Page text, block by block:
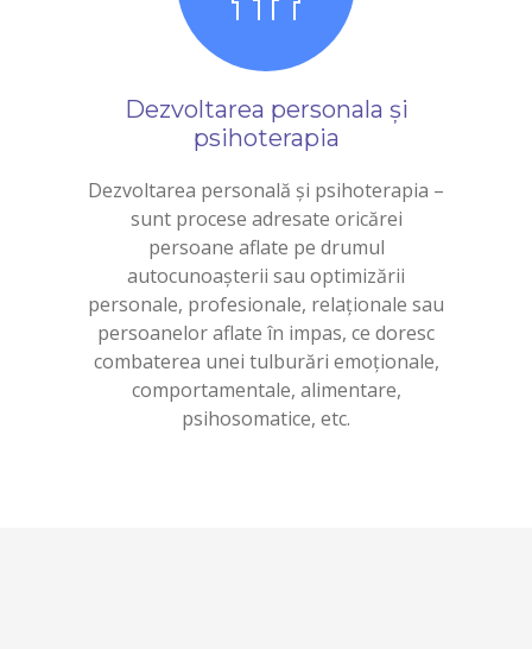
Dezvoltarea personala și
psihoterapia
Dezvoltarea personală și psihoterapia –
sunt procese adresate oricărei
persoane aflate pe drumul
autocunoașterii sau optimizării
personale, profesionale, relaționale sau
persoanelor aflate în impas, ce doresc
combaterea unei tulburări emoționale,
comportamentale, alimentare,
psihosomatice, etc.